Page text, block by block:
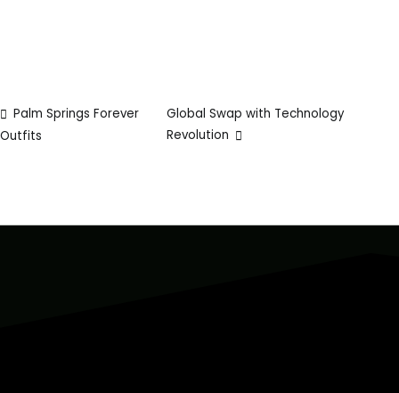
Palm Springs Forever
Outfits
Global Swap with Technology
Revolution